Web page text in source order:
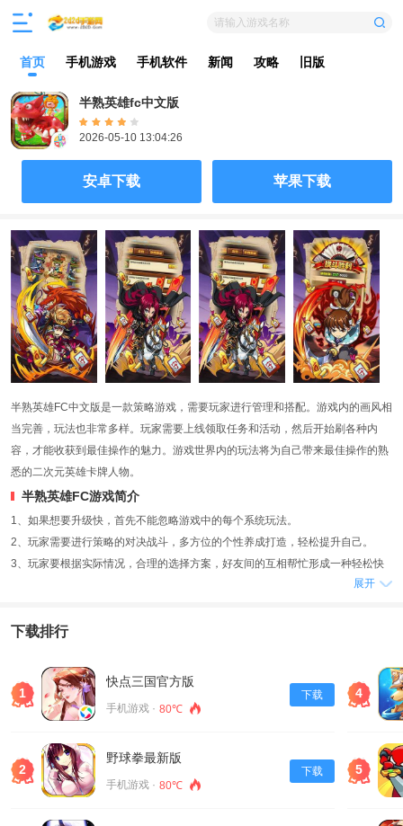
请输入游戏名称
首页 手机游戏 手机软件 新闻 攻略 旧版
半熟英雄fc中文版
2026-05-10 13:04:26
安卓下载 苹果下载
半熟英雄FC中文版是一款策略游戏，需要玩家进行管理和搭配。游戏内的画风相
当完善，玩法也非常多样。玩家需要上线领取任务和活动，然后开始刷各种内
容，才能收获到最佳操作的魅力。游戏世界内的玩法将为自己带来最佳操作的熟
悉的二次元英雄卡牌人物。
半熟英雄FC游戏简介
1、如果想要升级快，首先不能忽略游戏中的每个系统玩法。
2、玩家需要进行策略的对决战斗，多方位的个性养成打造，轻松提升自己。
3、玩家要根据实际情况，合理的选择方案，好友间的互相帮忙形成一种轻松快
1、游戏场景画风采用Q萌风格，精致唯美的场景地图副本霸气炫酷的各个特色英
2、爆装玩法，离线也可以畅快升级。
3、经营的方案和管理都得靠自己的全面全面的探索冒险对玩家来说都将格外的
带感，更能让玩家对环境布置也着极大改变，这样的操作也是非常完美。
游戏描述
1、半熟英雄FC中文版一款激情四射的三国时代的获取，体验畅快。
2、玩家将回到三国乱世，体验三国时代的风风雨雨，完美还原真实的三国场
展开
下载排行
1
快点三国官方版
手机游戏 · 80℃
下载
2
野球拳最新版
手机游戏 · 80℃
下载
4
5